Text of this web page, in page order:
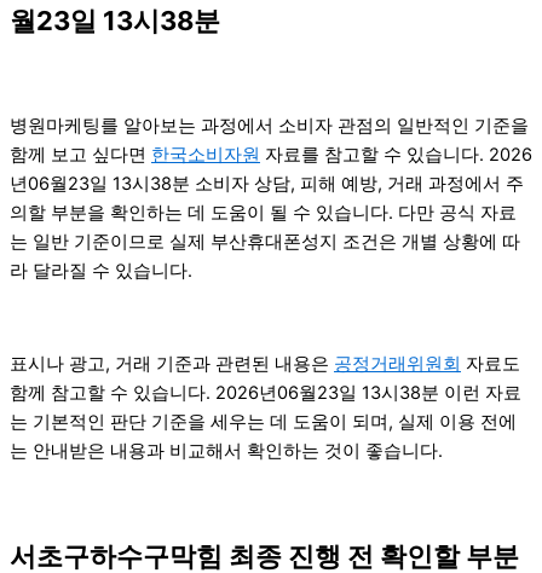
월23일 13시38분
병원마케팅를 알아보는 과정에서 소비자 관점의 일반적인 기준을
함께 보고 싶다면 한국소비자원 자료를 참고할 수 있습니다. 2026
년06월23일 13시38분 소비자 상담, 피해 예방, 거래 과정에서 주
의할 부분을 확인하는 데 도움이 될 수 있습니다. 다만 공식 자료
는 일반 기준이므로 실제 부산휴대폰성지 조건은 개별 상황에 따
라 달라질 수 있습니다.
표시나 광고, 거래 기준과 관련된 내용은 공정거래위원회 자료도
함께 참고할 수 있습니다. 2026년06월23일 13시38분 이런 자료
는 기본적인 판단 기준을 세우는 데 도움이 되며, 실제 이용 전에
는 안내받은 내용과 비교해서 확인하는 것이 좋습니다.
서초구하수구막힘 최종 진행 전 확인할 부분